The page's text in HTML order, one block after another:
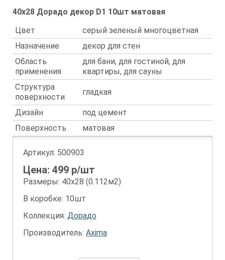
40x28 Дорадо декор D1 10шт матовая
Цвет
серый зеленый многоцветная
Назначение
декор для стен
Область
применения
для бани, для гостиной, для
квартиры, для сауны
Структура
поверхности
гладкая
Дизайн
под цемент
Поверхность
матовая
Артикул: 500903
Цена: 499 р/шт
Размеры: 40х28 (0.112м2)
В коробке: 10шт
Коллекция: Дорадо
Производитель: Axima